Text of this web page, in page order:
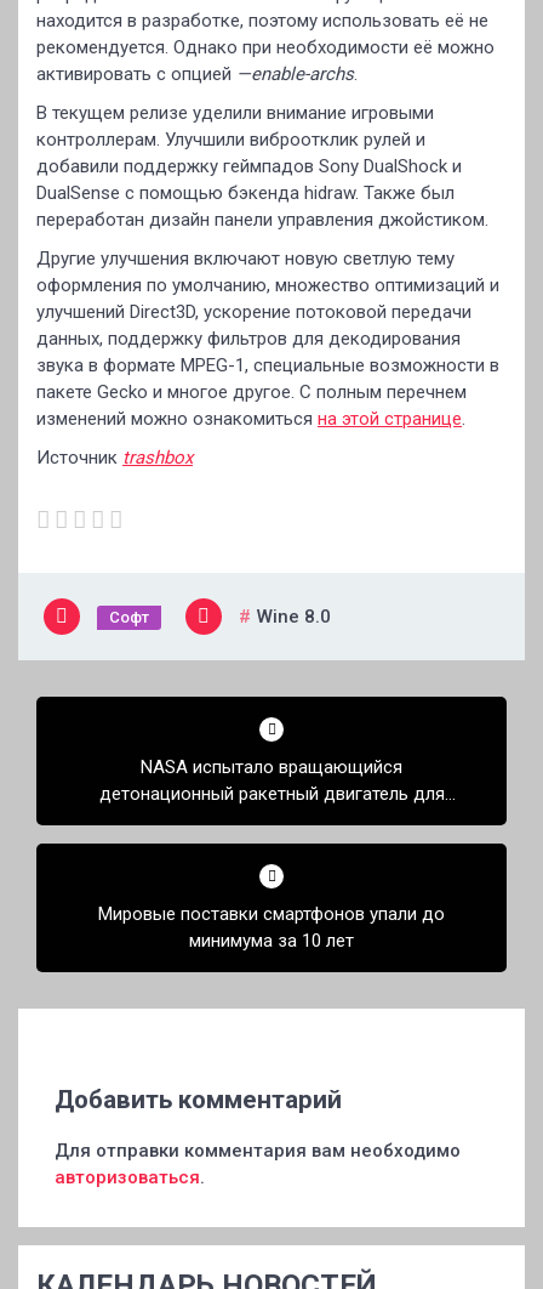
находится в разработке, поэтому использовать её не
рекомендуется. Однако при необходимости её можно
активировать с опцией —enable-archs.
В текущем релизе уделили внимание игровыми
контроллерам. Улучшили виброотклик рулей и
добавили поддержку геймпадов Sony DualShock и
DualSense с помощью бэкенда hidraw. Также был
переработан дизайн панели управления джойстиком.
Другие улучшения включают новую светлую тему
оформления по умолчанию, множество оптимизаций и
улучшений Direct3D, ускорение потоковой передачи
данных, поддержку фильтров для декодирования
звука в формате MPEG-1, специальные возможности в
пакете Gecko и многое другое. С полным перечнем
изменений можно ознакомиться на этой странице.
Источник trashbox
Софт Wine 8.0
Навигация
NASA испытало вращающийся
детонационный ракетный двигатель для
освоения глубокого космоса — он выдал 1,8 т
тяги
Мировые поставки смартфонов упали до
минимума за 10 лет
Добавить комментарий
Для отправки комментария вам необходимо
авторизоваться.